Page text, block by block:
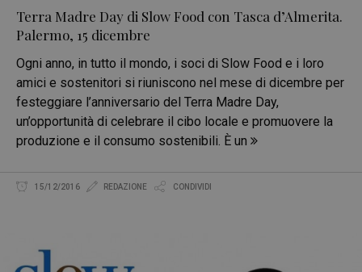
Terra Madre Day di Slow Food con Tasca d’Almerita.
Palermo, 15 dicembre
Ogni anno, in tutto il mondo, i soci di Slow Food e i loro
amici e sostenitori si riuniscono nel mese di dicembre per
festeggiare l’anniversario del Terra Madre Day,
un’opportunità di celebrare il cibo locale e promuovere la
produzione e il consumo sostenibili. È un
15/12/2016 REDAZIONE CONDIVIDI